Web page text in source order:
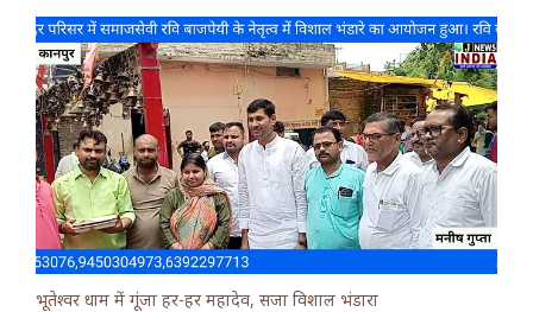
भूतेश्वर धाम में गूंजा हर-हर महादेव, सजा विशाल भंडारा